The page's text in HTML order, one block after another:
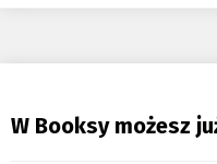
W Booksy możesz